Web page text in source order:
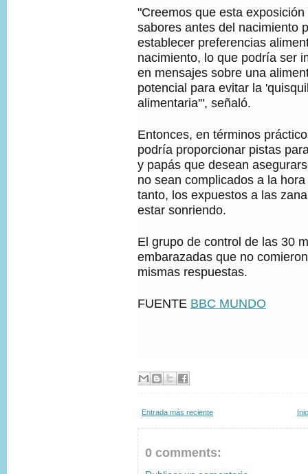
"Creemos que esta
sabores antes del nacimiento
establecer preferencias
nacimiento, lo que podría ser
en mensajes sobre una
potencial para evitar la
alimentaria'", señaló.
Entonces, en términos
podría proporcionar pistas
y papás que desean
no sean complicados a la
tanto, los expuestos a las
estar sonriendo.
El grupo de control de las 30
embarazadas que no
mismas respuestas.
FUENTE BBC MUNDO
Entrada más reciente
0 comments: